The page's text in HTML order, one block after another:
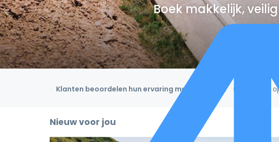
Boek makkelijk,
Klanten beoordelen hun ervaring met een 4,9/5! Gebaseerd
Nieuw voor jou